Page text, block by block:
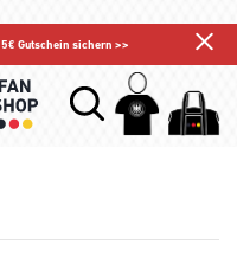
Gutschein sichern >>